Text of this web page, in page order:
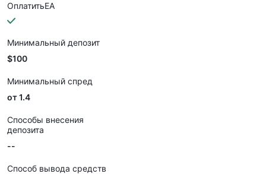
ОплатитьEA
Минимальный депозит
$100
Минимальный спред
от 1.4
Способы внесения
депозита
--
Способ вывода средств